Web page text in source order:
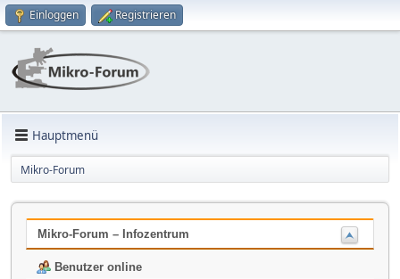
Einloggen Registrieren
Hauptmenü
Mikro-Forum
Mikro-Forum – Infozentrum
Benutzer online